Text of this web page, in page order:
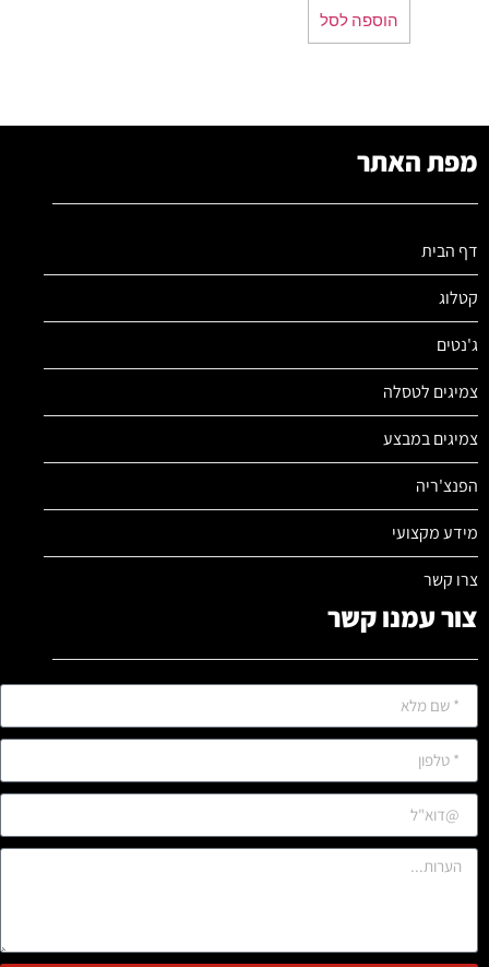
הוספה לסל
מפת האתר
דף הבית
קטלוג
ג'נטים
צמיגים לטסלה
צמיגים במבצע
הפנצ'ריה
מידע מקצועי
צרו קשר
צור עמנו קשר